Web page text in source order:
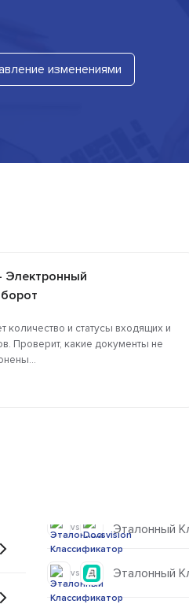
изменениями
Электронный
количество и статусы входящих и
Проверит, какие документы не
vs Эталонный
vs Эталонный